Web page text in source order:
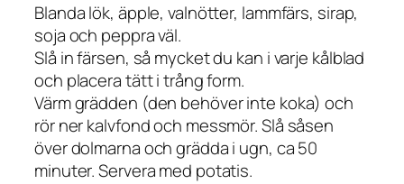
Blanda lök, äpple, valnötter, lammfärs, sirap,
soja och peppra väl.
Slå in färsen, så mycket du kan i varje kålblad
och placera tätt i trång form.
Värm grädden (den behöver inte koka) och
rör ner kalvfond och messmör. Slå såsen
över dolmarna och grädda i ugn, ca 50
minuter. Servera med potatis.